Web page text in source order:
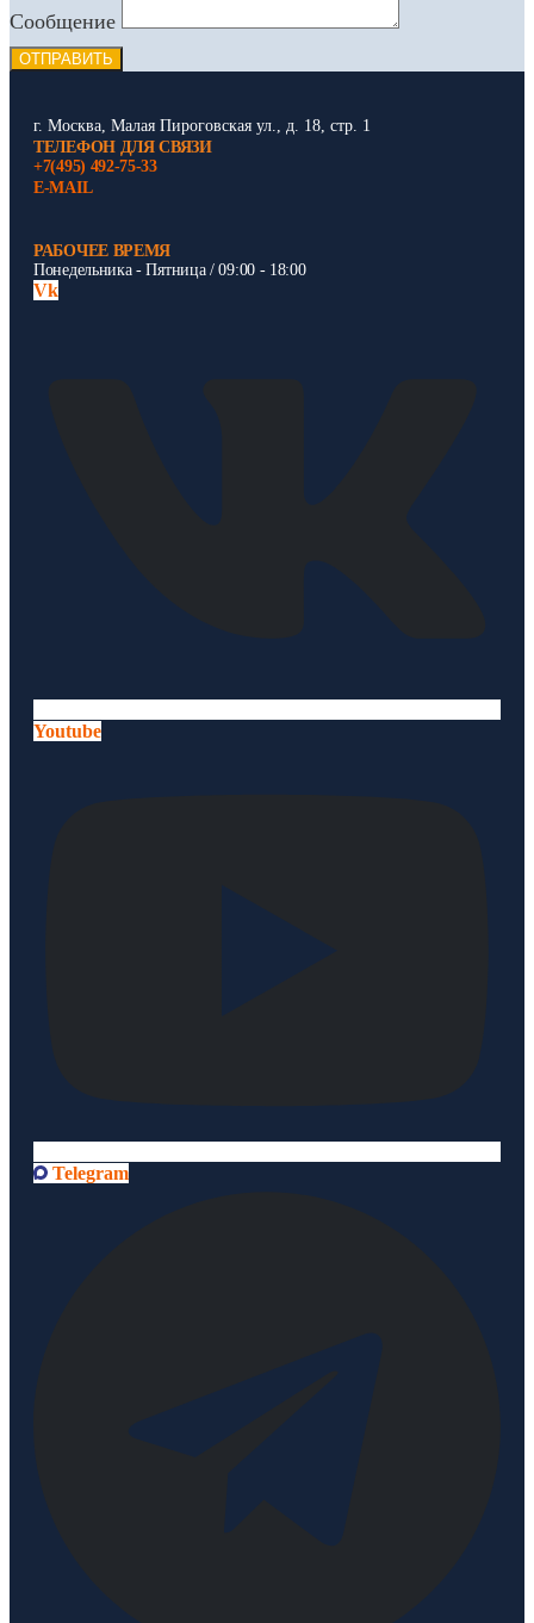
Сообщение
ОТПРАВИТЬ
г. Москва, Малая Пироговская ул., д. 18, стр. 1
ТЕЛЕФОН ДЛЯ СВЯЗИ
+7(495) 492-75-33
E-MAIL
РАБОЧЕЕ ВРЕМЯ
Понедельника - Пятница / 09:00 - 18:00
Vk
Youtube
Telegram